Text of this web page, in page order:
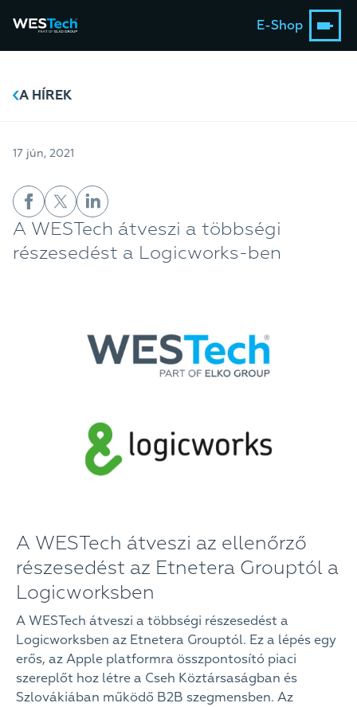
E-Shop
A HÍREK
17 jún, 2021
A WESTech átveszi a többségi
részesedést a Logicworks-ben
A WESTech átveszi az ellenőrző
részesedést az Etnetera Grouptól a
Logicworksben
A WESTech átveszi a többségi részesedést a
Logicworksben az Etnetera Grouptól. Ez a lépés egy
erős, az Apple platformra összpontosító piaci
szereplőt hoz létre a Cseh Köztársaságban és
Szlovákiában működő B2B szegmensben. Az